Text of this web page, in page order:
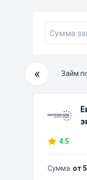
«
займ Займ
4.5
Сумма от